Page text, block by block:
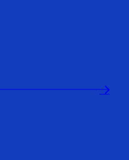
→